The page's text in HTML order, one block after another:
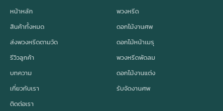
หน้าหลัก
สินค้าทั้งหมด
ส่งพวงหรีดตามวัด
รีวิวลูกค้า
บทความ
เกี่ยวกับเรา
ติดต่อเรา
พวงหรีด
ดอกไม้งานศพ
ดอกไม้หน้าเมรุ
พวงหรีดพัดลม
ดอกไม้งานแต่ง
รับจัดงานศพ